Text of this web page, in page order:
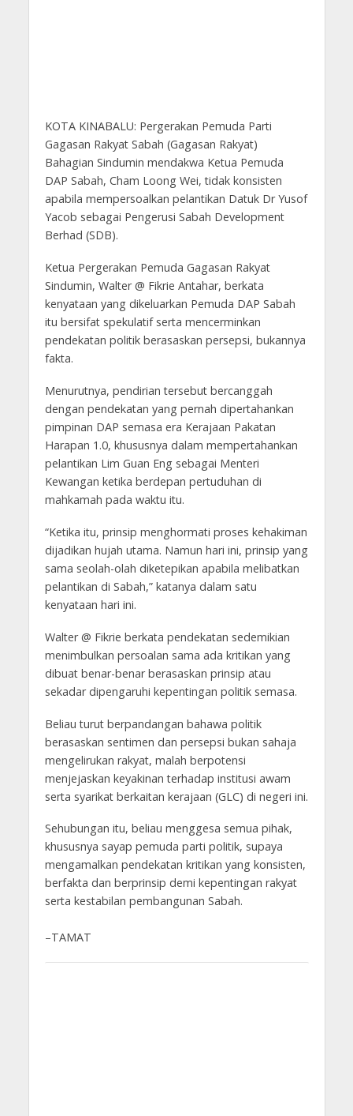
KOTA KINABALU: Pergerakan Pemuda Parti
Gagasan Rakyat Sabah (Gagasan Rakyat)
Bahagian Sindumin mendakwa Ketua Pemuda
DAP Sabah, Cham Loong Wei, tidak konsisten
apabila mempersoalkan pelantikan Datuk Dr Yusof
Yacob sebagai Pengerusi Sabah Development
Berhad (SDB).
Ketua Pergerakan Pemuda Gagasan Rakyat
Sindumin, Walter @ Fikrie Antahar, berkata
kenyataan yang dikeluarkan Pemuda DAP Sabah
itu bersifat spekulatif serta mencerminkan
pendekatan politik berasaskan persepsi, bukannya
fakta.
Menurutnya, pendirian tersebut bercanggah
dengan pendekatan yang pernah dipertahankan
pimpinan DAP semasa era Kerajaan Pakatan
Harapan 1.0, khususnya dalam mempertahankan
pelantikan Lim Guan Eng sebagai Menteri
Kewangan ketika berdepan pertuduhan di
mahkamah pada waktu itu.
“Ketika itu, prinsip menghormati proses kehakiman
dijadikan hujah utama. Namun hari ini, prinsip yang
sama seolah-olah diketepikan apabila melibatkan
pelantikan di Sabah,” katanya dalam satu
kenyataan hari ini.
Walter @ Fikrie berkata pendekatan sedemikian
menimbulkan persoalan sama ada kritikan yang
dibuat benar-benar berasaskan prinsip atau
sekadar dipengaruhi kepentingan politik semasa.
Beliau turut berpandangan bahawa politik
berasaskan sentimen dan persepsi bukan sahaja
mengelirukan rakyat, malah berpotensi
menjejaskan keyakinan terhadap institusi awam
serta syarikat berkaitan kerajaan (GLC) di negeri ini.
Sehubungan itu, beliau menggesa semua pihak,
khususnya sayap pemuda parti politik, supaya
mengamalkan pendekatan kritikan yang konsisten,
berfakta dan berprinsip demi kepentingan rakyat
serta kestabilan pembangunan Sabah.
–TAMAT